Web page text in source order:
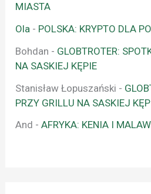
MIASTA
Ola - POLSKA: KRYPTO DLA
Bohdan - GLOBTROTER:
NA SASKIEJ KĘPIE
Stanisław Łopuszański -
PRZY GRILLU NA SASKIEJ
And -AFRYKA: KENIA I